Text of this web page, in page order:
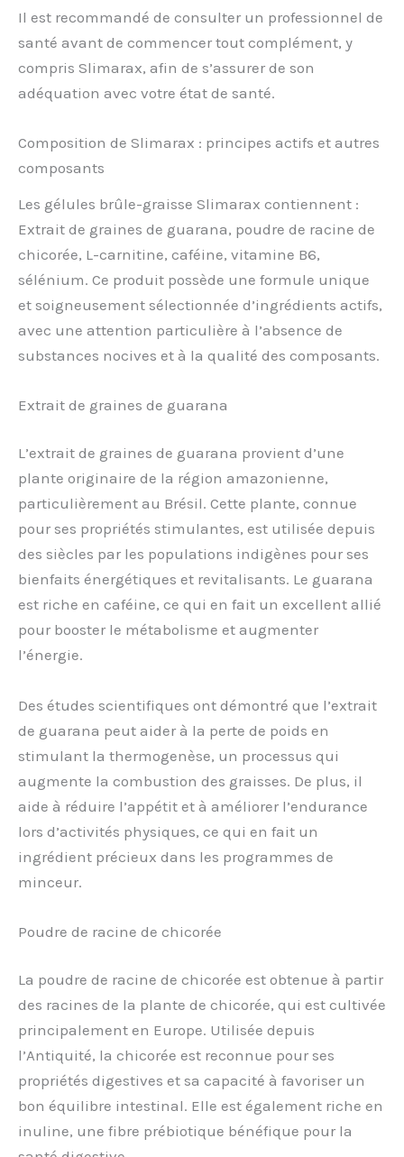
Il est recommandé de consulter un professionnel de
santé avant de commencer tout complément, y
compris Slimarax, afin de s’assurer de son
adéquation avec votre état de santé.
Composition de Slimarax : principes actifs et autres
composants
Les gélules brûle-graisse Slimarax contiennent :
Extrait de graines de guarana, poudre de racine de
chicorée, L-carnitine, caféine, vitamine B6,
sélénium. Ce produit possède une formule unique
et soigneusement sélectionnée d’ingrédients actifs,
avec une attention particulière à l’absence de
substances nocives et à la qualité des composants.
Extrait de graines de guarana
L’extrait de graines de guarana provient d’une
plante originaire de la région amazonienne,
particulièrement au Brésil. Cette plante, connue
pour ses propriétés stimulantes, est utilisée depuis
des siècles par les populations indigènes pour ses
bienfaits énergétiques et revitalisants. Le guarana
est riche en caféine, ce qui en fait un excellent allié
pour booster le métabolisme et augmenter
l’énergie.
Des études scientifiques ont démontré que l’extrait
de guarana peut aider à la perte de poids en
stimulant la thermogenèse, un processus qui
augmente la combustion des graisses. De plus, il
aide à réduire l’appétit et à améliorer l’endurance
lors d’activités physiques, ce qui en fait un
ingrédient précieux dans les programmes de
minceur.
Poudre de racine de chicorée
La poudre de racine de chicorée est obtenue à partir
des racines de la plante de chicorée, qui est cultivée
principalement en Europe. Utilisée depuis
l’Antiquité, la chicorée est reconnue pour ses
propriétés digestives et sa capacité à favoriser un
bon équilibre intestinal. Elle est également riche en
inuline, une fibre prébiotique bénéfique pour la